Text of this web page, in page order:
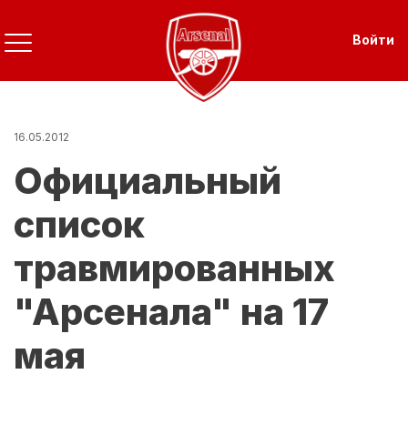
Перейти
к
основному
содержанию
Войти
16.05.2012
Официальный
список
травмированных
"Арсенала" на 17
мая